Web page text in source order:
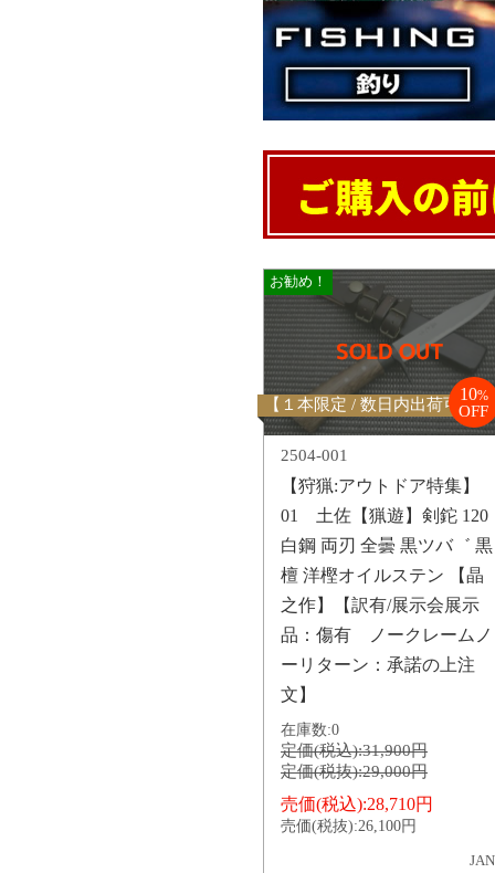
お勧め！
【１本限定 / 数日内出荷可能】
10%
OFF
2504-001
【狩猟:アウトドア特集】
01 土佐【猟遊】剣鉈 120
白鋼 両刃 全曇 黒ツバ゛ 黒
檀 洋樫オイルステン 【晶
之作】【訳有/展示会展示
品：傷有 ノークレームノ
ーリターン：承諾の上注
文】
在庫数:0
定価(税込):31,900円
定価(税抜):29,000円
売価(税込):28,710円
売価(税抜):26,100円